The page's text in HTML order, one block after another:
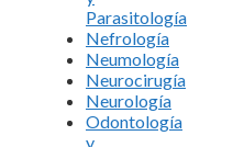
Parasitología
Nefrología
Neumología
Neurocirugía
Neurología
Odontología
y